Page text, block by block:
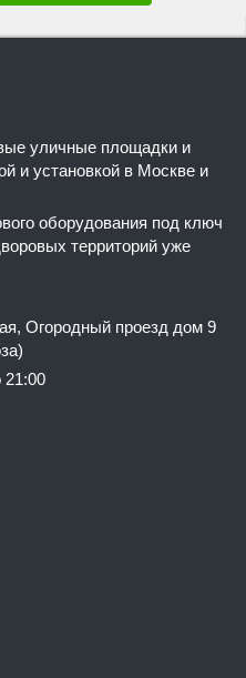
уличные площадки и
и установкой в Москве и
оборудования под ключ
территорий уже
Огородный проезд дом 9
21:00